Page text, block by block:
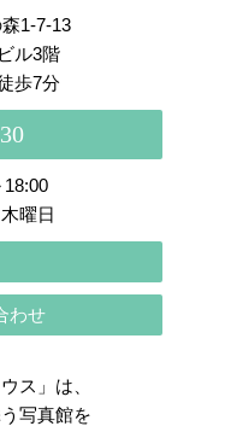
1-7-13
ル3階
歩7分
曜日
わせ
ス」は、
写真館を